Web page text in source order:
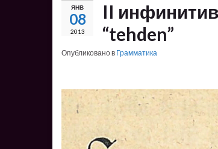
ЯНВ
08
2013
II
“tehden”
Опубликовано в Грамматика